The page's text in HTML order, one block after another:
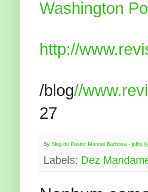
Washington
http://
/blog//
27
By Blog do Pastor Manoel Barbosa - julho
Labels: Dez